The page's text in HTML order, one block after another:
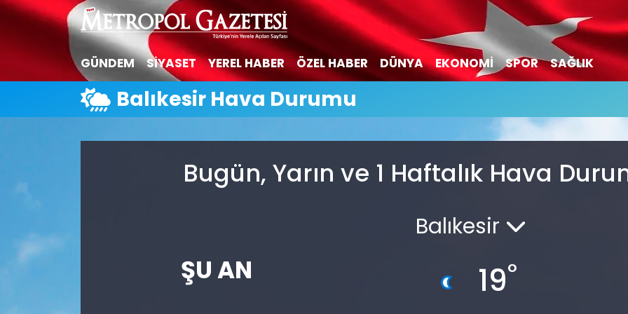
GÜNDEM SİYASET YEREL HABER ÖZEL HABER DÜNYA EKONOMİ SPOR SAĞLIK
Balıkesir Hava Durumu
Bugün, Yarın ve 1 Haftalık Hava
ŞU AN
Balıkesir
19°
Hava Durumu
Trafik Durumu